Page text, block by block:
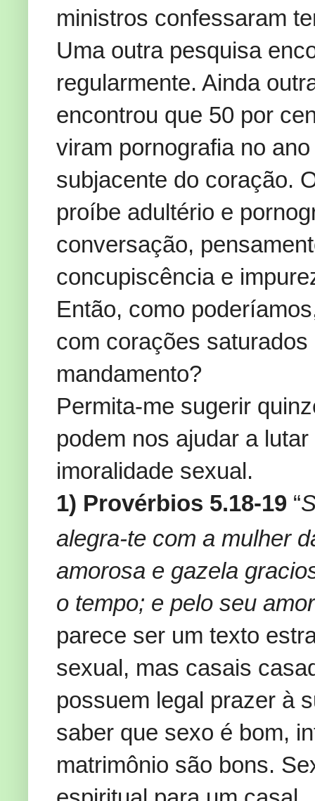
ministros confessaram
Uma outra pesquisa
regularmente. Ainda
encontrou que 50 por
viram pornografia no
subjacente do coração.
proíbe adultério e
conversação,
concupiscência e
Então, como
com corações
mandamento?
Permita-me sugerir
podem nos ajudar a
imoralidade sexual.
1) Provérbios 5.18-19 “
alegra-te com a mulher
amorosa e gazela
o tempo; e pelo seu
parece ser um texto
sexual, mas casais
possuem legal prazer à
saber que sexo é bom,
matrimônio são bons.